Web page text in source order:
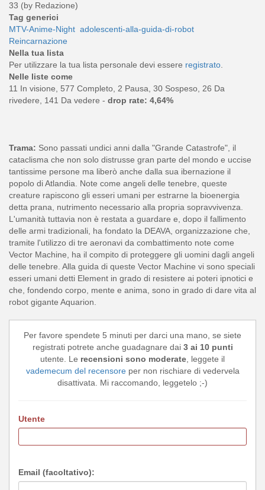
33 (by Redazione)
Tag generici
MTV-Anime-Night adolescenti-alla-guida-di-robot
Reincarnazione
Nella tua lista
Per utilizzare la tua lista personale devi essere registrato.
Nelle liste come
11 In visione, 577 Completo, 2 Pausa, 30 Sospeso, 26 Da
rivedere, 141 Da vedere - drop rate: 4,64%
Trama: Sono passati undici anni dalla "Grande Catastrofe", il
cataclisma che non solo distrusse gran parte del mondo e uccise
tantissime persone ma liberò anche dalla sua ibernazione il
popolo di Atlandia. Note come angeli delle tenebre, queste
creature rapiscono gli esseri umani per estrarne la bioenergia
detta prana, nutrimento necessario alla propria sopravvivenza.
L'umanità tuttavia non è restata a guardare e, dopo il fallimento
delle armi tradizionali, ha fondato la DEAVA, organizzazione che,
tramite l'utilizzo di tre aeronavi da combattimento note come
Vector Machine, ha il compito di proteggere gli uomini dagli angeli
delle tenebre. Alla guida di queste Vector Machine vi sono speciali
esseri umani detti Element in grado di resistere ai poteri ipnotici e
che, fondendo corpo, mente e anima, sono in grado di dare vita al
robot gigante Aquarion.
Per favore spendete 5 minuti per darci una mano, se siete
registrati potrete anche guadagnare dai 3 ai 10 punti
utente. Le recensioni sono moderate, leggete il
vademecum del recensoreper non rischiare di vedervela
disattivata. Mi raccomando, leggetelo ;-)
Utente
Email (facoltativo):